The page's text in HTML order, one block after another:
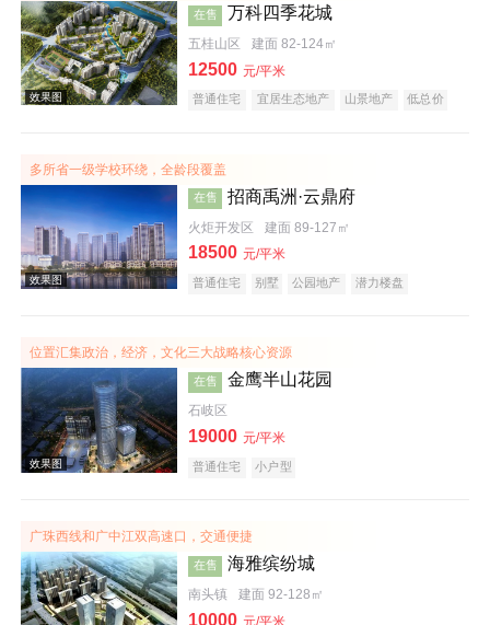
效果图
效果图
在售 万科四季花城
五桂山区 建面 82-124㎡
12500 元/平米
普通住宅 宜居生态地产 山景地产 低总价
多所省一级学校环绕，全龄段覆盖
效果图
在售 招商禹洲·云鼎府
火炬开发区 建面 89-127㎡
18500 元/平米
普通住宅 别墅 公园地产
潜力楼盘
位置汇集政治，经济，文化三大战略核心资源
在售 金鹰半山花园
石岐区
19000 元/平米
普通住宅 小户型
广珠西线和广中江双高速口，交通便捷
在售 海雅缤纷城
南头镇 建面 92-128㎡
10000 元/平米